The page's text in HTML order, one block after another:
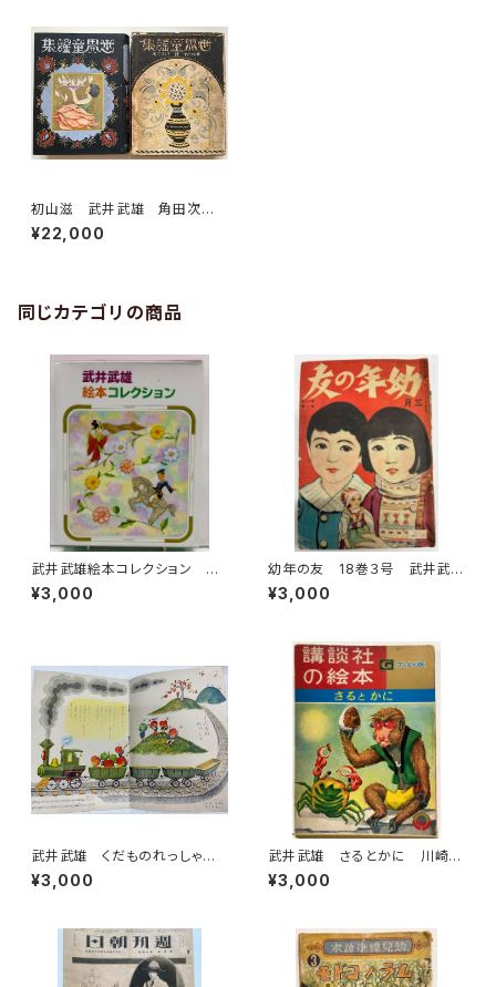
初山滋 武井武雄 角田次
郎 岡本帰一 世界童謡集
西条八十・水谷まさる 訳 模範
¥22,000
同じカテゴリの商品
武井武雄絵本コレクション ５
冊セット 箱入り 2014年 フ
レーベル館
¥3,000
幼年の友 18巻３号 武井武
雄、山口将吉郎、松山文雄な
ど 大正15年 実業之日本社
¥3,000
武井武雄 くだものれっしゃ
西原康 チャイルドブック24巻1
1号 チャイルド本社
¥3,000
武井武雄 さるとかに 川崎大
治 講談社の絵本 昭和41
年 講談社
¥3,000